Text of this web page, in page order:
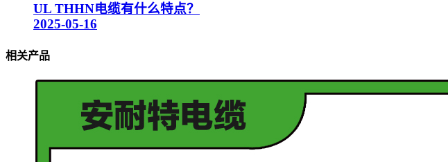
UL THHN电缆有什么特点？
2025-05-16
相关产品